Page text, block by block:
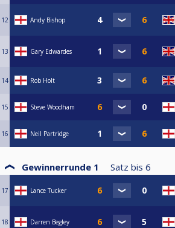
12 Andy Bishop
13 Gary Edwardes
14 Rob Holt
15 Steve Woodham
16 Neil Partridge
Gewinnerrunde 1 Satz bis 6
17 Lance Tucker
18 Darren Begley